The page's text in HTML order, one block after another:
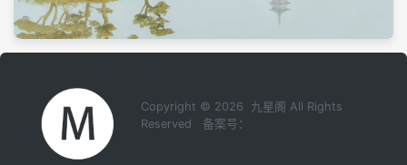
Copyright © 2026 九星阁 All Rights
Reserved 备案号：